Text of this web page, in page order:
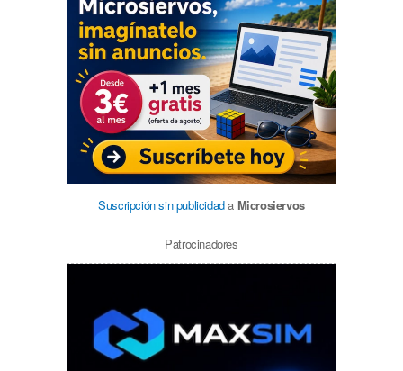
Suscripción sin publicidada Microsiervos
Patrocinadores